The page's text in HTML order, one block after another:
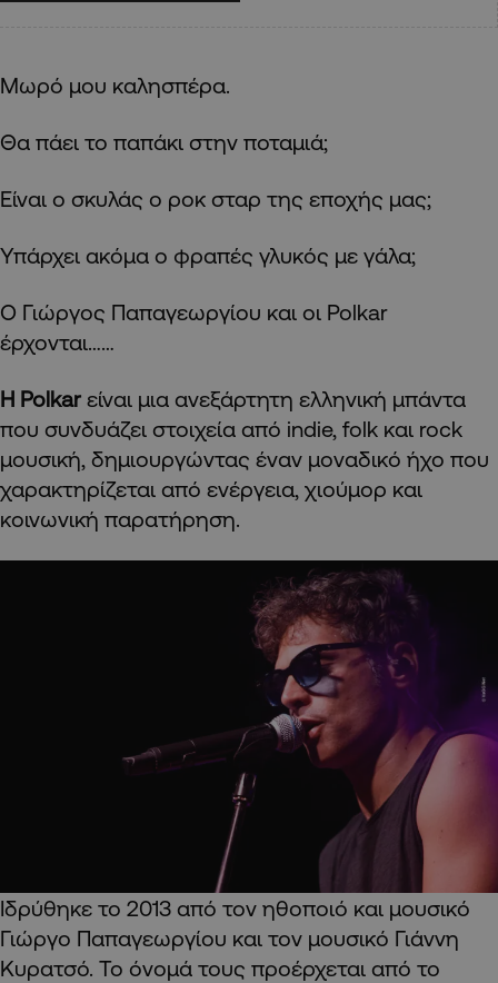
Μωρό μου καλησπέρα.
Θα πάει το παπάκι στην ποταμιά;
Είναι ο σκυλάς ο ροκ σταρ της εποχής μας;
Υπάρχει ακόμα ο φραπές γλυκός με γάλα;
Ο Γιώργος Παπαγεωργίου και οι Polkar
έρχονται……
Η Polkar είναι μια ανεξάρτητη ελληνική μπάντα
που συνδυάζει στοιχεία από indie, folk και rock
μουσική, δημιουργώντας έναν μοναδικό ήχο που
χαρακτηρίζεται από ενέργεια, χιούμορ και
κοινωνική παρατήρηση.
Ιδρύθηκε το 2013 από τον ηθοποιό και μουσικό
Γιώργο Παπαγεωργίου και τον μουσικό Γιάννη
Κυρατσό. Το όνομά τους προέρχεται από το